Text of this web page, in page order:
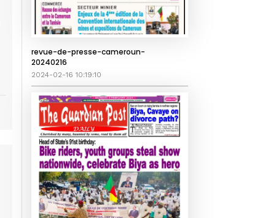
revue-de-presse-cameroun-
20240216
2024-02-16 10:19:10